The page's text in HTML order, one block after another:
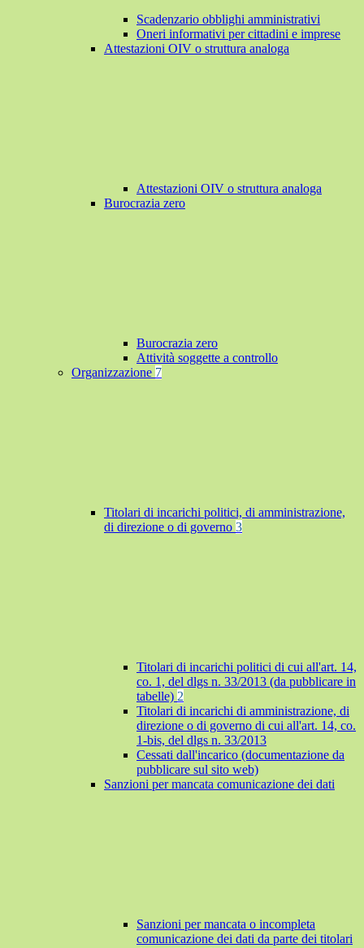
Scadenzario obblighi amministrativi
Oneri informativi per cittadini e imprese
Attestazioni OIV o struttura analoga
Attestazioni OIV o struttura analoga
Burocrazia zero
Burocrazia zero
Attività soggette a controllo
Organizzazione 7
Titolari di incarichi politici, di amministrazione,
di direzione o di governo 3
Titolari di incarichi politici di cui all'art. 14,
co. 1, del dlgs n. 33/2013 (da pubblicare in
tabelle) 2
Titolari di incarichi di amministrazione, di
direzione o di governo di cui all'art. 14, co.
1-bis, del dlgs n. 33/2013
Cessati dall'incarico (documentazione da
pubblicare sul sito web)
Sanzioni per mancata comunicazione dei dati
Sanzioni per mancata o incompleta
comunicazione dei dati da parte dei titolari